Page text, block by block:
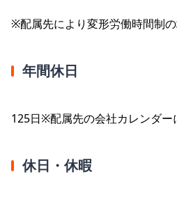
※配属先により変形労働時間制の
年間休日
125日※配属先の会社カレンダー
休日・休暇